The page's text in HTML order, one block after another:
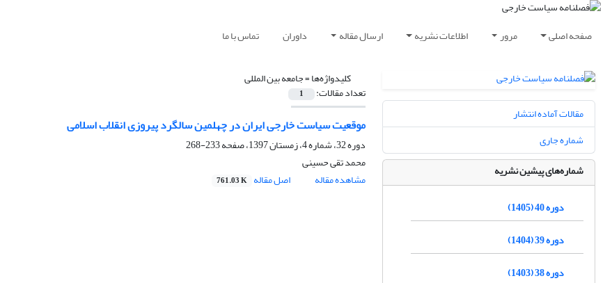
صفحه اصلی مرور اطلاعات نشریه ارسال مقاله داوران تماس با ما
کلیدواژه‌ها =جامعه بین المللی
تعداد مقالات: 1
موقعیت سیاست خارجی ایران در چهلمین سالگرد پیروزی انقلاب اسلامی
دوره 32، شماره 4، زمستان 1397، صفحه
233-268
محمد تقی حسینی
مشاهده مقاله
اصل مقاله 761.03 K
مقالات آماده انتشار
شماره جاری
شماره‌های پیشین نشریه
دوره 40 (1405)
دوره 39 (1404)
دوره 38 (1403)